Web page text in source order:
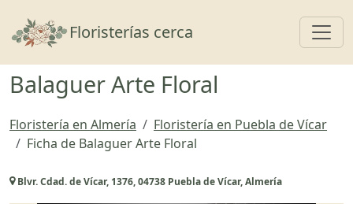
Floristerías cerca
Balaguer Arte Floral
Floristería en Almería
Floristería en Puebla de Vícar
Ficha de Balaguer Arte Floral
Blvr. Cdad. de Vícar, 1376, 04738 Puebla de Vícar, Almería